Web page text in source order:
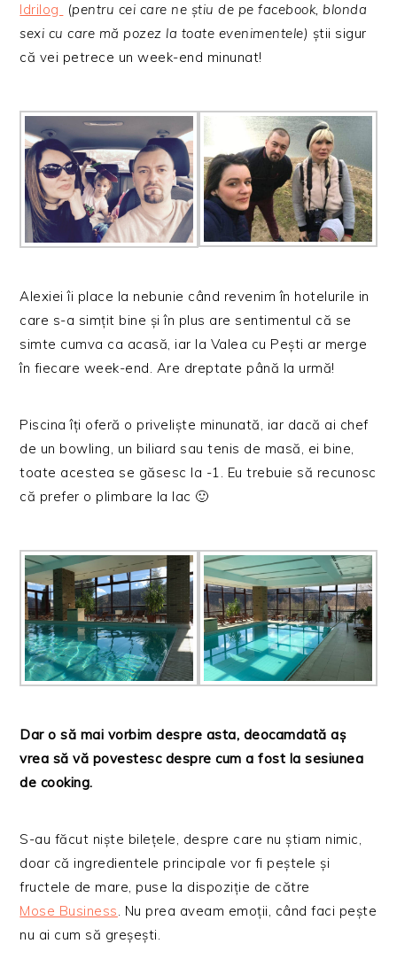
Idrilog
(pentru cei care ne știu de pe facebook, blonda
sexi cu care mă pozez la toate evenimentele) știi sigur
că vei petrece un week-end minunat!
Alexiei îi place la nebunie când revenim în hotelurile in
care s-a simțit bine și în plus are sentimentul că se
simte cumva ca acasă, iar la Valea cu Pești ar merge
în fiecare week-end. Are dreptate până la urmă!
Piscina îți oferă o priveliște minunată, iar dacă ai chef
de un bowling, un biliard sau tenis de masă, ei bine,
toate acestea se găsesc la -1. Eu trebuie să recunosc
că prefer o plimbare la lac 🙂
Dar o să mai vorbim despre asta, deocamdată aș
vrea să vă povestesc despre cum a fost la sesiunea
de cooking.
S-au făcut niște bilețele, despre care nu știam nimic,
doar că ingredientele principale vor fi peștele și
fructele de mare, puse la dispoziție de către
Mose Business. Nu prea aveam emoții, când faci pește
nu ai cum să greșești.